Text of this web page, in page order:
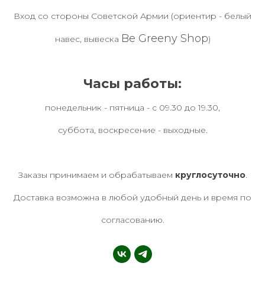
Вход со стороны Советской Армии (ориентир - белый
навес, вывеска Be Greeny Shop)
Часы работы:
понедельник - пятница - с 09.30 до 19.30,
суббота, воскресение - выходные.
Заказы принимаем и обрабатываем круглосуточно.
Доставка возможна в любой удобный день и время по
согласованию.